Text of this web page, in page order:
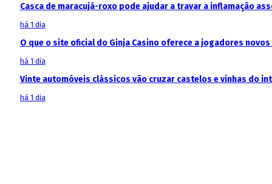
Casca de maracujá-roxo pode ajudar a travar a inflamação
há 1 dia
O que o site oficial do Ginja Casino oferece a jogadores
há 1 dia
Vinte automóveis clássicos vão cruzar castelos e vinhas do
há 1 dia